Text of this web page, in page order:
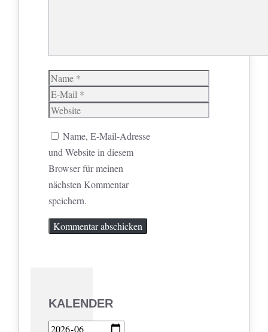
Name
E-
Mail
Website
Name, E-Mail-Adresse
und Website in diesem
Browser für meinen
nächsten Kommentar
speichern.
KALENDER